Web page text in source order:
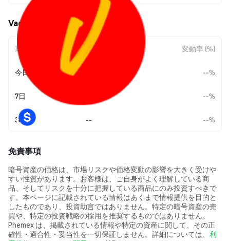
Vagabond (VGB) の価格変動
期間 金額変動 変動率 (%)
今日 --%
7日 --%
30日 -- --%
免責事項
暗号資産の価格は、市場リスクや価格変動の影響を大きく受けや
すい性質があります。お客様は、ご自身がよく理解している商
品、そしてリスクを十分に把握している商品にのみ投資すべきで
す。本ページに記載されている情報はあくまで情報提供を目的と
したものであり、投資助言ではありません。特定の暗号資産の売
買や、特定の投資戦略の採用を推奨するものではありません。
Phemex は、掲載されている情報や特定の資産に関して、その正
確性・適合性・妥当性を一切保証しません。詳細については、 利